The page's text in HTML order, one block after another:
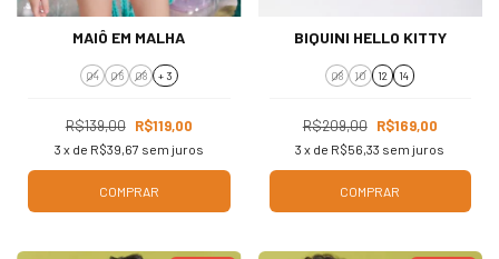
MAIÔ EM MALHA
04 06 08 + 3
R$139,00 R$119,00
3 x de R$39,67 sem juros
COMPRAR
BIQUINI HELLO KITTY
08 10 12 14
R$209,00 R$169,00
3 x de R$56,33 sem juros
COMPRAR